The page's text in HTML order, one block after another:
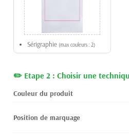
Sérigraphie (max couleurs : 2)
Etape 2 : Choisir une
Couleur du produit
Position de marquage